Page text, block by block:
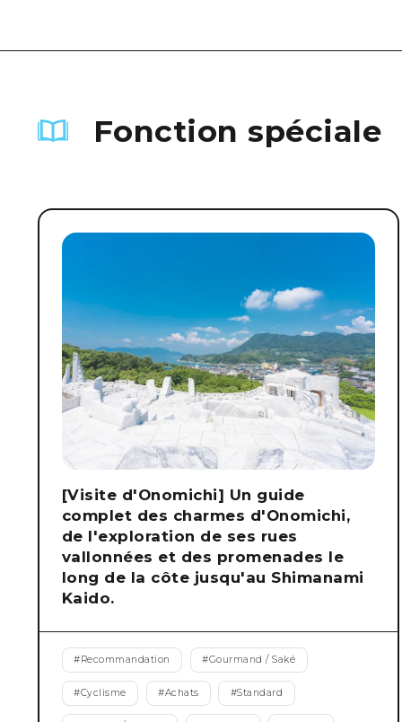
Fonction spéciale
[Visite d'Onomichi] Un guide
complet des charmes d'Onomichi,
de l'exploration de ses rues
vallonnées et des promenades le
long de la côte jusqu'au Shimanami
Kaido.
#Recommandation #Gourmand / Saké
#Cyclisme #Achats #Standard